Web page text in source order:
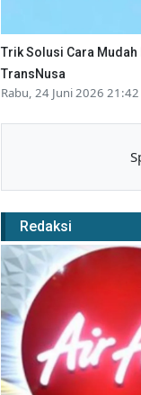
Trik Solusi Cara
TransNusa
Rabu, 24 Juni 2026 21:42
Redaksi